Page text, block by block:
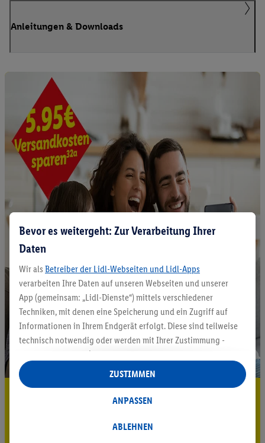
Anleitungen & Downloads
5.95 € Versand sparen³²ᵃ
Bevor es weitergeht: Zur Verarbeitung Ihrer
Daten
Wir als Betreiber der Lidl-Webseiten und Lidl-Apps
verarbeiten Ihre Daten auf unseren Webseiten und unserer
App (gemeinsam: „Lidl-Dienste“) mittels verschiedener
Techniken, mit denen eine Speicherung und ein Zugriff auf
Informationen in Ihrem Endgerät erfolgt. Diese sind teilweise
technisch notwendig oder werden mit Ihrer Zustimmung -
auch durch Partner (u.a.
Verantwortliche; im Zusammenhang mit dem IAB TCF
insgesamt
Statistik-Erstellung oder für personalisierte Werbung
Datenverarbeitungen für personalisierte Werbung werden
ABLEHNEN
ANPASSEN
ZUSTIMMEN